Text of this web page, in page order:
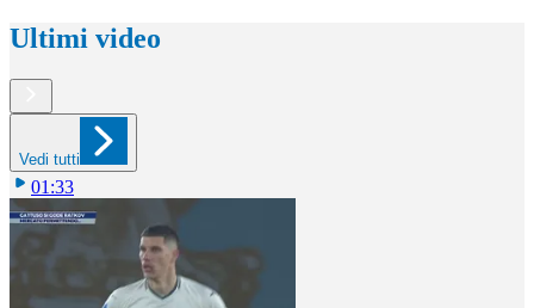
Ultimi video
Vedi tutti
01:33